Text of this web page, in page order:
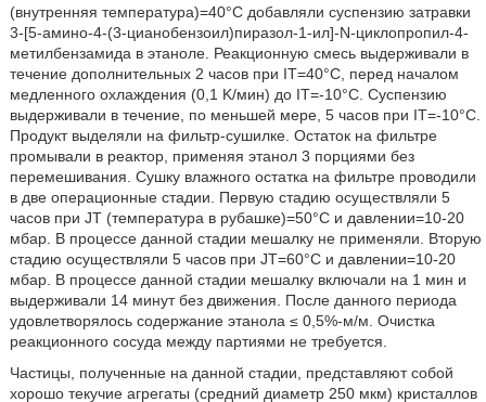
(внутренняя температура)=40°C добавляли суспензию затравки
3-[5-амино-4-(3-цианобензоил)пиразол-1-ил]-N-циклопропил-4-
метилбензамида в этаноле. Реакционную смесь выдерживали в
течение дополнительных 2 часов при IT=40°C, перед началом
медленного охлаждения (0,1 K/мин) до IT=-10°C. Суспензию
выдерживали в течение, по меньшей мере, 5 часов при IT=-10°C.
Продукт выделяли на фильтр-сушилке. Остаток на фильтре
промывали в реактор, применяя этанол 3 порциями без
перемешивания. Сушку влажного остатка на фильтре проводили
в две операционные стадии. Первую стадию осуществляли 5
часов при JT (температура в рубашке)=50°C и давлении=10-20
мбар. В процессе данной стадии мешалку не применяли. Вторую
стадию осуществляли 5 часов при JT=60°C и давлении=10-20
мбар. В процессе данной стадии мешалку включали на 1 мин и
выдерживали 14 минут без движения. После данного периода
удовлетворялось содержание этанола ≤ 0,5%-м/м. Очистка
реакционного сосуда между партиями не требуется.
Частицы, полученные на данной стадии, представляют собой
хорошо текучие агрегаты (средний диаметр 250 мкм) кристаллов